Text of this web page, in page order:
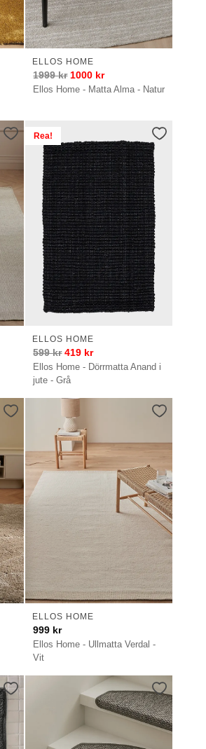
Ellos Home - Matta Alma - Natur
ELLOS HOME
1999kr 1000 kr
Rea!
Ellos Home - Dörrmatta Anand i
jute - Grå
ELLOS HOME
599kr 419 kr
Ellos Home - Ullmatta Verdal -
Vit
ELLOS HOME
999 kr